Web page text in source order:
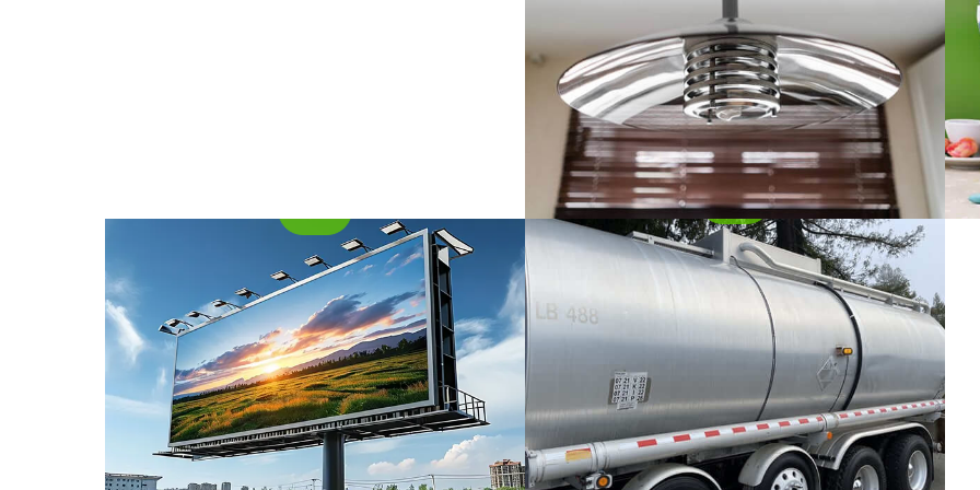
Este artigo fornece uma visão detalhada dos
conceitos básicos, Propriedades do material,
processos de design e fabricação,
formulários, e vantagens comparativas de
usar 5083 alumínio para tanques de pressão.
Alumínio aeroespacial 7055-T7751
Na vanguarda dos avanços tecnológicos,
Alumínio aeroespacial 7055-T7751 é um
mudança de jogo para design de aeronaves.
Sua alta relação de força / peso o torna a
melhor opção para os fabricantes que
procuram reduzir o peso sem comprometer a
integridade estrutural.
Dispositivos tubulares de iluminação
natural
Dispositivos tubulares de iluminação natural
(TDDs) são soluções arquitetônicas
inovadoras projetadas para trazer luz natural
para espaços interiores onde janelas ou
claraboias tradicionais podem não ser
práticas.